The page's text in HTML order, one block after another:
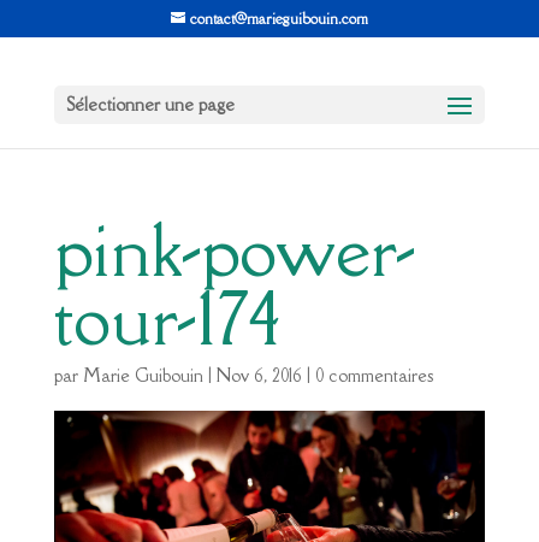
contact@marieguibouin.com
Sélectionner une page
pink-power-
tour-174
par Marie Guibouin| Nov 6, 2016 | 0 commentaires